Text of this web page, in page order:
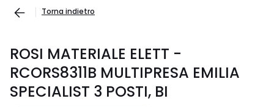
Torna indietro
ROSI MATERIALE ELETT -
RCORS8311B MULTIPRESA EMILIA
SPECIALIST 3 POSTI, BI